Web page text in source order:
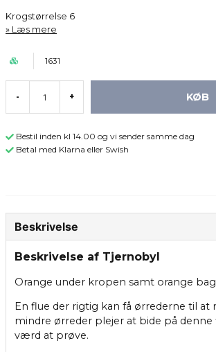
Krogstørrelse 6
Læs mere
1631
- + KØB
Bestil inden kl 14.00 og vi sender samme dag
Betal med Klarna eller Swish
Beskrivelse
Beskrivelse af Tjernobyl
Orange under kropen samt orange
En flue der rigtig kan få ørrederne til at
mindre ørreder plejer at bide på denne
værd at prøve.